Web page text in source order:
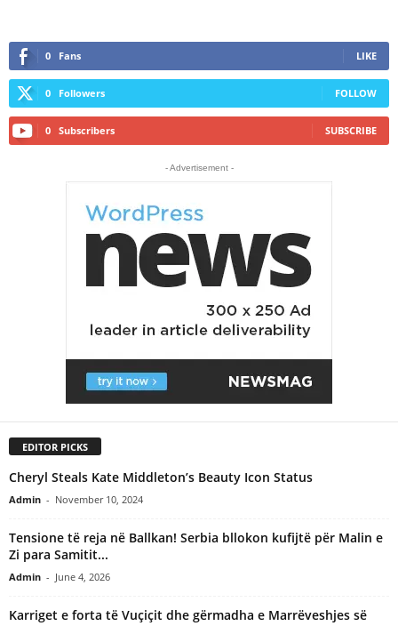
0 Fans LIKE
0 Followers FOLLOW
0 Subscribers SUBSCRIBE
- Advertisement -
EDITOR PICKS
Cheryl Steals Kate Middleton’s Beauty Icon Status
Admin - November 10, 2024
Tensione të reja në Ballkan! Serbia bllokon kufijtë për Malin e
Zi para Samitit...
Admin - June 4, 2026
Karriget e forta të Vuçiçit dhe gërmadha e Marrëveshjes së